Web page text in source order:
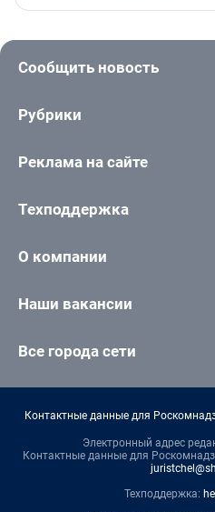
Сообщить новость
Рубрики
Реклама на сайте
Техподдержка
О компании
Наши вакансии
Все города сети
Контактные данные для
Электронный адрес
Контактные данные для
Техподдержка: